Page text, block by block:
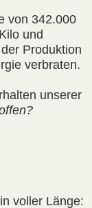
von 342.000
und
Produktion
verbraten.
unserer
voller Länge: